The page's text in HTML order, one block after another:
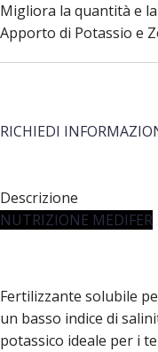
Migliora la quantità e
Apporto di Potassio e
RICHIEDI
Descrizione
NUTRIZIONE MEDIFER
Fertilizzante solubile
un basso indice di
potassico ideale per i